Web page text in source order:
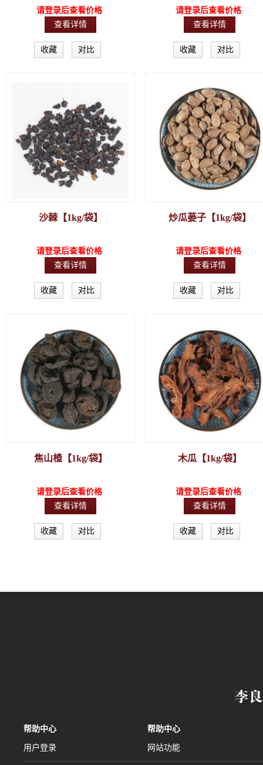
请登录后查看价格
查看详情
收藏 对比
请登录后查看价格
查看详情
收藏 对比
沙棘【1kg/袋】
请登录后查看价格
查看详情
收藏 对比
炒瓜蒌子【1kg/袋】
请登录后查看价格
查看详情
收藏 对比
焦山楂【1kg/袋】
请登录后查看价格
查看详情
收藏 对比
木瓜【1kg/袋】
请登录后查看价格
查看详情
收藏 对比
帮助中心
用户登录
帮助中心
网站功能